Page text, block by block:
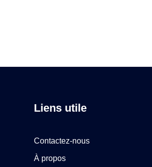
Liens utile
Contactez-nous
À propos